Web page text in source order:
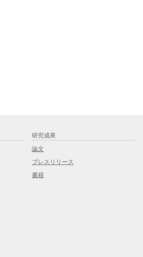
研究成果
論文
プレスリリース
書籍